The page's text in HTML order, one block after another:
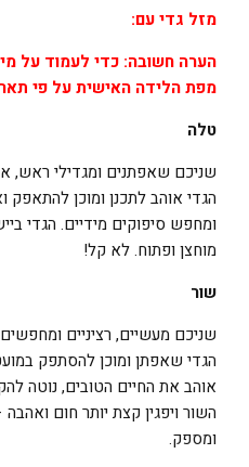
מזל גדי עם:
הערה חשובה: כדי לעמוד על
מפת הלידה האישית על פי
טלה
שניכם שאפתנים ומגדילי ראש,
הגדי אוהב לתכנן ומוכן להתאפק
ומחפש סיפוקים מידיים. הגדי
מוחצן ופתוח. לא קל!
שור
שניכם מעשיים, רציניים
הגדי שאפתן ומוכן להסתפק
אוהב את החיים הטובים, נוטה
השור ויפגין קצת יותר חום
ומספק.